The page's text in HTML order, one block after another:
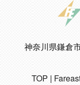
神奈川県鎌倉
TOP